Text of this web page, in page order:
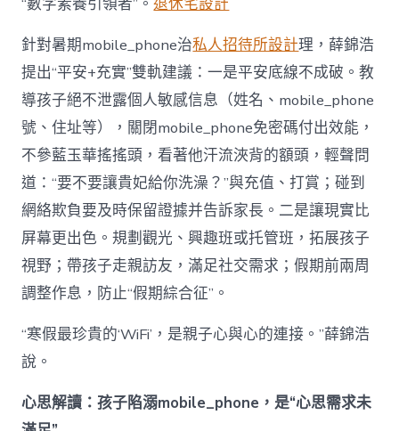
針對暑期mobile_phone治私人招待所設計理，薛錦浩
提出“平安+充實”雙軌建議：一是平安底線不成破。教
導孩子絕不泄露個人敏感信息（姓名、mobile_phone
號、住址等），關閉mobile_phone免密碼付出效能，
不參藍玉華搖搖頭，看著他汗流浹背的額頭，輕聲問
道：“要不要讓貴妃給你洗澡？”與充值、打賞；碰到
網絡欺負要及時保留證據并告訴家長。二是讓現實比
屏幕更出色。規劃觀光、興趣班或托管班，拓展孩子
視野；帶孩子走親訪友，滿足社交需求；假期前兩周
調整作息，防止“假期綜合征”。
“寒假最珍貴的‘WiFi’，是親子心與心的連接。”薛錦浩
說。
心思解讀：孩子陷溺mobile_phone，是“心思需求未